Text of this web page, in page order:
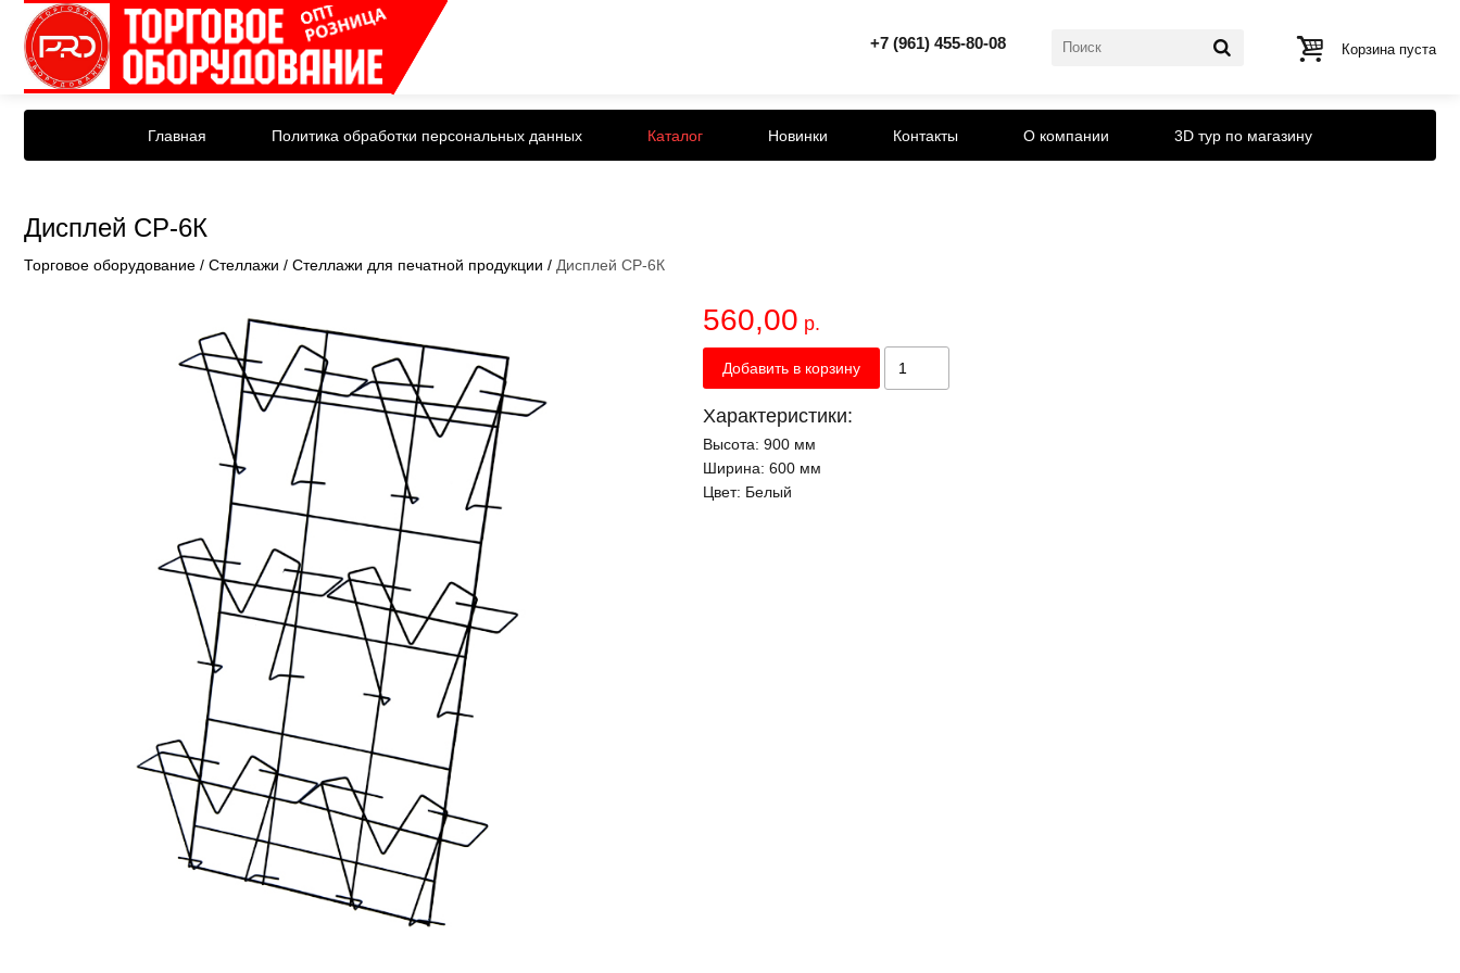
Корзина пуста
+7 (961) 455-80-08
Главная Политика обработки персональных данных Каталог Новинки Контакты О компании 3D тур по магазину
Дисплей СР-6К
Торговое оборудование / Стеллажи / Стеллажи для печатной продукции / Дисплей СР-6К
560,00 р.
Добавить в корзину
Характеристики:
Высота: 900 мм
Ширина: 600 мм
Цвет: Белый